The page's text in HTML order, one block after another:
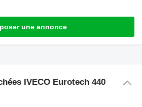
une annonce
IVECO Eurotech 440